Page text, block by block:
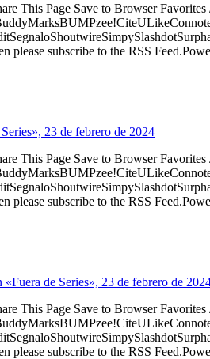
This Page Save to Browser Favorites
subscribe to the RSS
23 de febrero de 2024
This Page Save to Browser Favorites
subscribe to the RSS
de Series», 23 de febrero de
This Page Save to Browser Favorites
subscribe to the RSS